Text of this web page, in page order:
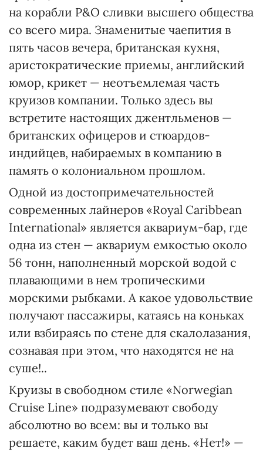
на корабли P&O сливки высшего общества
со всего мира. Знаменитые чаепития в
пять часов вечера, британская кухня,
аристократические приемы, английский
юмор, крикет — неотъемлемая часть
круизов компании. Только здесь вы
встретите настоящих джентльменов —
британских офицеров и стюардов-
индийцев, набираемых в компанию в
память о колониальном прошлом.
Одной из достопримечательностей
современных лайнеров «Royal Caribbean
International» является аквариум-бар, где
одна из стен — аквариум емкостью около
56 тонн, наполненный морской водой с
плавающими в нем тропическими
морскими рыбками. А какое удовольствие
получают пассажиры, катаясь на коньках
или взбираясь по стене для скалолазания,
сознавая при этом, что находятся не на
суше!..
Круизы в свободном стиле «Norwegian
Cruise Line» подразумевают свободу
абсолютно во всем: вы и только вы
решаете, каким будет ваш день. «Нет!» —